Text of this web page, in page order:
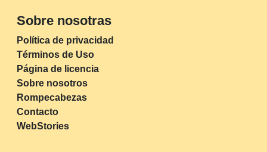
Sobre nosotras
Política de privacidad
Términos de Uso
Página de licencia
Sobre nosotros
Rompecabezas
Contacto
WebStories